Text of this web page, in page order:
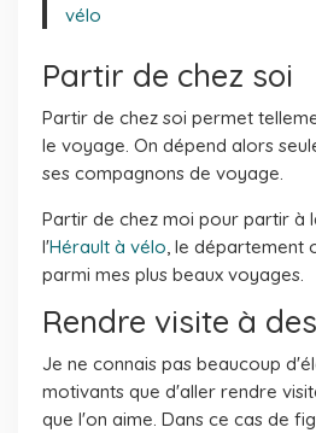
vélo
Partir de chez soi
Partir de chez soi permet
le voyage. On dépend alors
ses compagnons de voyage.
Partir de chez moi pour partir à
l'Hérault à vélo, le département
parmi mes plus beaux voyages.
Rendre visite à
Je ne connais pas beaucoup
motivants que d'aller rendre
que l'on aime. Dans ce cas de